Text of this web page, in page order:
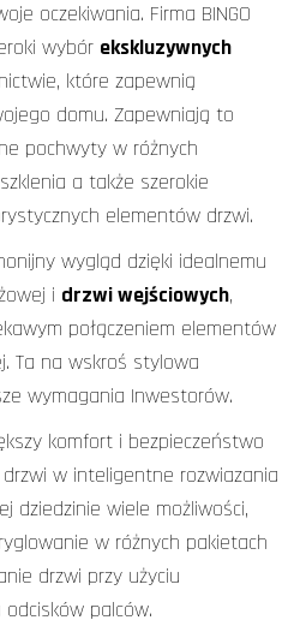
oczekiwania. Firma BINGO
wybór ekskluzywnych
które zapewnią
domu. Zapewniają to
pochwyty w różnych
a także szerokie
elementów drzwi.
wygląd dzięki idealnemu
i drzwi wejściowych,
połączeniem elementów
Ta na wskroś stylowa
wymagania Inwestorów.
komfort i bezpieczeństwo
w inteligentne rozwiazania
dziedzinie wiele możliwości,
w różnych pakietach
drzwi przy użyciu
palców.